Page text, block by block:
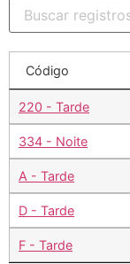
Código
220 - Tarde
334 - Noite
A - Tarde
D - Tarde
F - Tarde